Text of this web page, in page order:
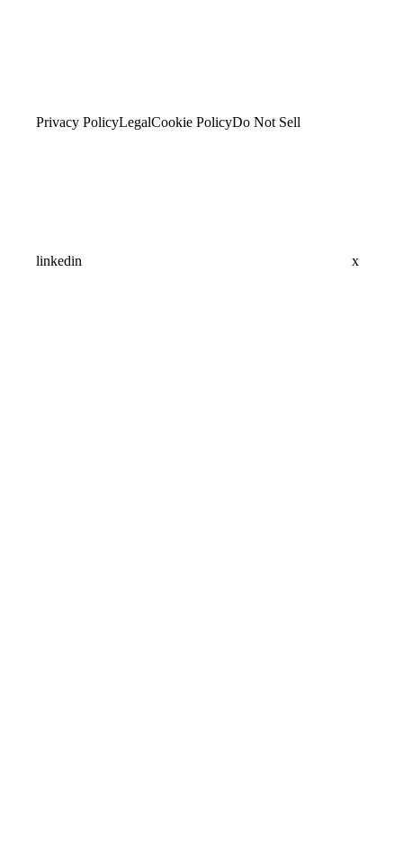
Privacy PolicyLegalCookie PolicyDo Not Sell
linkedin x